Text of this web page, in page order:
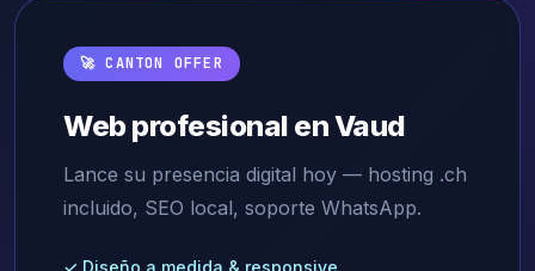
🚀 CANTON OFFER
Web profesional en Vaud
Lance su presencia digital hoy — hosting .ch
incluido, SEO local, soporte WhatsApp.
✓ Diseño a medida & responsive